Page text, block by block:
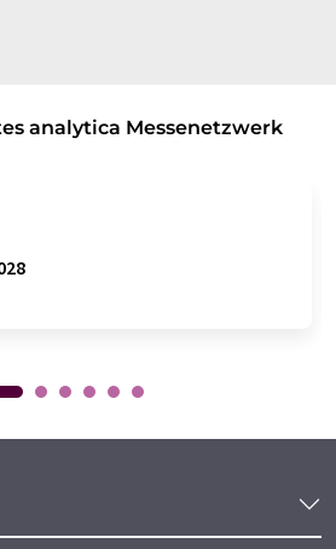
analytica Messenetzwerk